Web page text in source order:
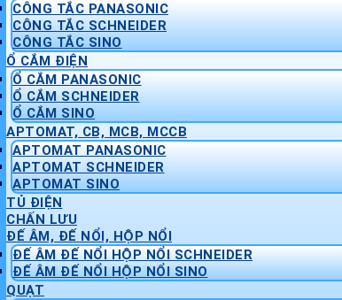
CÔNG TẮC PANASONIC
CÔNG TẮC SCHNEIDER
CÔNG TẮC SINO
Ổ CẮM ĐIỆN
Ổ CẮM PANASONIC
Ổ CẮM SCHNEIDER
Ổ CẮM SINO
APTOMAT, CB, MCB, MCCB
APTOMAT PANASONIC
APTOMAT SCHNEIDER
APTOMAT SINO
TỦ ĐIỆN
CHẤN LƯU
ĐẾ ÂM, ĐẾ NỔI, HỘP NỔI
ĐẾ ÂM ĐẾ NỔI HỘP NỔI SCHNEIDER
ĐẾ ÂM ĐẾ NỔI HỘP NỔI SINO
QUẠT